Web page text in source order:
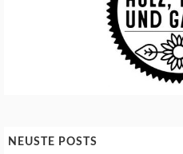
NEUSTE POSTS